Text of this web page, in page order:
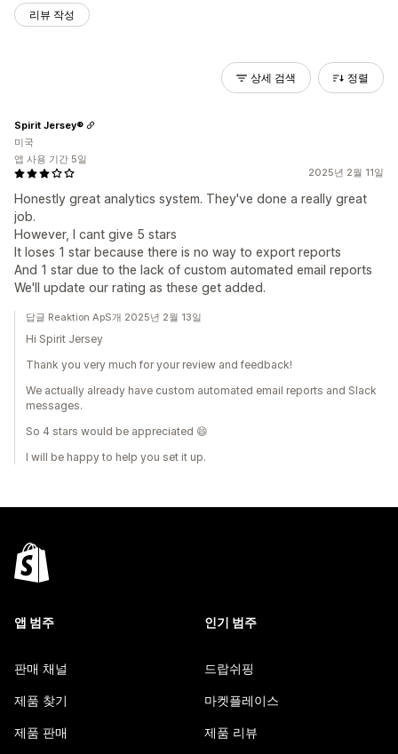
리뷰 작성
상세 검색 정렬
2025년 2월 11일
Honestly great analytics system. They've done a really great
job.
However, I cant give 5 stars
It loses 1 star because there is no way to export reports
And 1 star due to the lack of custom automated email reports
We'll update our rating as these get added.
Spirit Jersey®
미국
앱 사용 기간 5일
답글 Reaktion ApS개 2025년 2월 13일
Hi Spirit Jersey
Thank you very much for your review and feedback!
We actually already have custom automated email reports and Slack
messages.
So 4 stars would be appreciated 😄
I will be happy to help you set it up.
앱 범주
판매 채널
제품 찾기
제품 판매
인기 범주
드랍쉬핑
마켓플레이스
제품 리뷰